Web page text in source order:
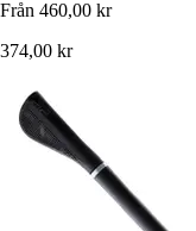
Från 460,00 kr
374,00 kr